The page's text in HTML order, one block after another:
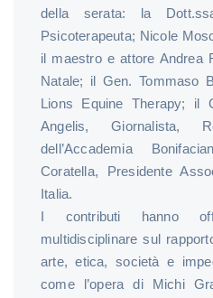
della serata: la
Psicoterapeuta; Nicole
il maestro e attore Andrea
Natale; il Gen. Tommaso
Lions Equine Therapy; il
Angelis, Giornalista,
dell’Accademia
Coratella, Presidente
Italia.
I contributi hanno
multidisciplinare sul
arte, etica, società e
come l’opera di Michi